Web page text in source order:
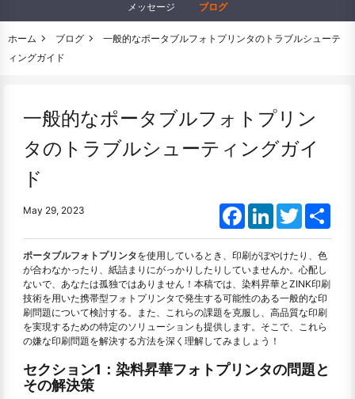
メッセージ
ブログ
ホーム ブログ
一般的なポータブルフォトプリンタのトラブルシューテ
ィングガイド
一般的なポータブルフォトプリン
タのトラブルシューティングガイ
ド
May 29, 2023 FacebookLinkedInTwitter
ポータブルフォトプリンタを使用しているとき、印刷がぼやけたり、色
が合わなかったり、紙詰まりにがっかりしたりしていませんか。心配し
ないで、あなたは孤独ではありません！本稿では、染料昇華とZINK印刷
技術を用いた携帯型フォトプリンタで発生する可能性のある一般的な印
刷問題について検討する。また、これらの課題を克服し、高品質な印刷
を実現するための特定のソリューションも提供します。そこで、これら
の嫌な印刷問題を解決する方法を深く理解してみましょう！
セクション1：染料昇華フォトプリンタの問題と
その解決策